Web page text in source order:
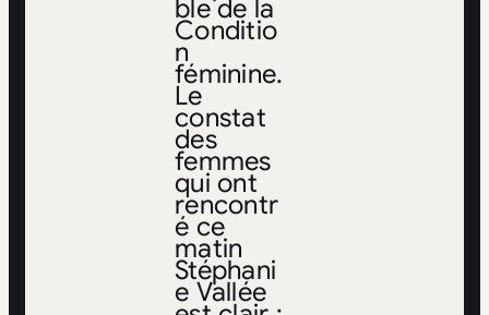
ble de la
Conditio
n
féminine.
Le
constat
des
femmes
qui ont
rencontr
é ce
matin
Stéphani
e Vallée